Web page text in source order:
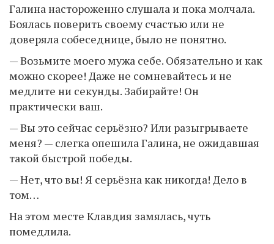
Галина настороженно слушала и пока молчала.
Боялась поверить своему счастью или не
доверяла собеседнице, было не понятно.
— Возьмите моего мужа себе. Обязательно и как
можно скорее! Даже не сомневайтесь и не
медлите ни секунды. Забирайте! Он
практически ваш.
— Вы это сейчас серьёзно? Или разыгрываете
меня? — слегка опешила Галина, не ожидавшая
такой быстрой победы.
— Нет, что вы! Я серьёзна как никогда! Дело в
том…
На этом месте Клавдия замялась, чуть
помедлила.